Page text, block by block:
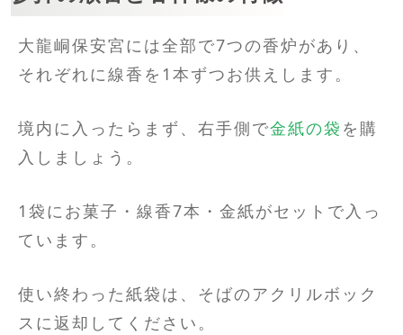
大龍峒保安宮には全部で7つの香炉があり、
それぞれに線香を1本ずつお供えします。
境内に入ったらまず、右手側で金紙の袋 を購
入しましょう。
1袋にお菓子・線香7本・金紙がセットで入っ
ています。
使い終わった紙袋は、そばのアクリルボック
スに返却してください。